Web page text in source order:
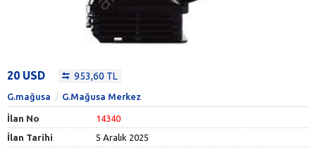
20 USD 953,60 TL
G.mağusa G.Mağusa Merkez
İlan No
14340
İlan Tarihi
5 Aralık 2025